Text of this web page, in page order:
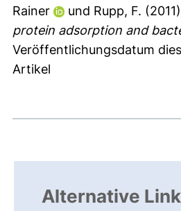
Rainer
und Rupp, F. (2011)
protein adsorption and
Veröffentlichungsdatum
Artikel
Alternative